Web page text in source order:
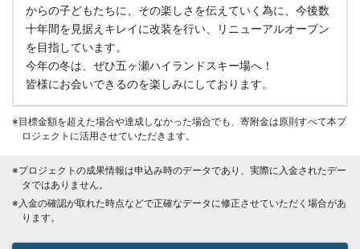
からの子どもたちに、その楽しさを伝えていく為に、今後数
十年間を見据えキレイに改装を行い、リニューアルオープン
を目指しています。
今年の冬は、ぜひ五ヶ瀬ハイランドスキー場へ！
皆様にお会いできるのを楽しみにしております。
※目標金額を超えた場合や達成しなかった場合でも、寄附金は原則すべて本プ
ロジェクトに活用させていただきます。
※プロジェクトの成果情報は申込み時のデータであり、実際に入金されたデー
タではありません。
※入金の確認が取れた時点などで正確なデータに修正させていただく場合があ
ります。